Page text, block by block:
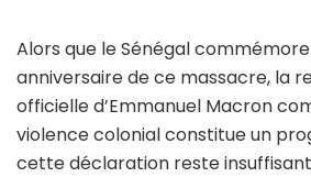
Alors que le Sénégal
anniversaire de ce massacre, la
officielle d’Emmanuel Macron
violence colonial constitue un
cette déclaration reste